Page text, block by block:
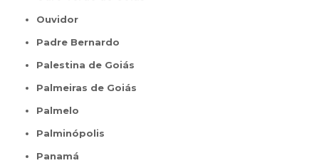
Ouvidor
Padre Bernardo
Palestina de Goiás
Palmeiras de Goiás
Palmelo
Palminópolis
Panamá